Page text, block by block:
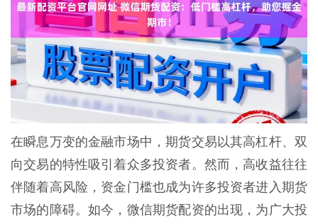
在瞬息万变的金融市场中，期货交易以其高杠杆、双
向交易的特性吸引着众多投资者。然而，高收益往往
伴随着高风险，资金门槛也成为许多投资者进入期货
市场的障碍。如今，微信期货配资的出现，为广大投